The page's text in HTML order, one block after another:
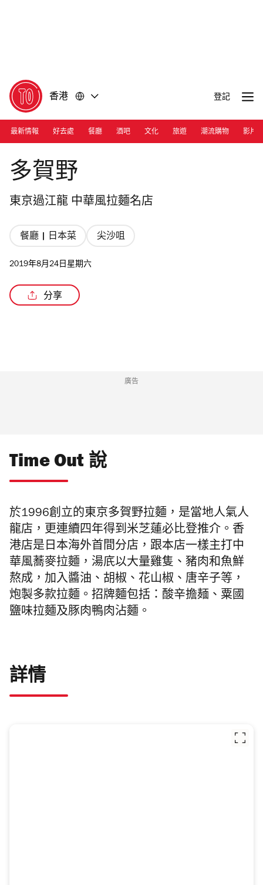
香港 登記
最新情報 好去處 餐廳 酒吧 文化 旅遊 潮流購物 影片
Photograph:Courtesy Takano Ramen
多賀野
東京過江龍 中華風拉麵名店
餐廳 | 日本菜 尖沙咀
2019年8月24日星期六
分享
廣告
Time Out 說
於1996創立的東京多賀野拉麵，是當地人氣人
龍店，更連續四年得到米芝蓮必比登推介。香
港店是日本海外首間分店，跟本店一樣主打中
華風蕎麥拉麵， 湯㡳以大量雞隻、豬肉和魚鮮
熬成，加入醬油、胡椒、 花山椒、唐辛子等，
炮製多款拉麵。招牌麵包括：酸辛擔麺、粟國
鹽味拉麵及豚肉鴨肉沾麵。
詳情